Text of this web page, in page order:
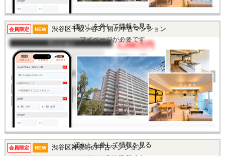
会員限定 NEW 渋谷区千駄ヶ谷3丁目の中古マンション
マンション 3,290万円
間取り 1R
完成年 1967年
建物面積 29.42㎡
土地面積 -
所在地 東京都渋谷区千駄ヶ谷3丁
目
交通 /
この物件を見るには
マイページが必要です
ぼかしを外して情報を見る
会員限定 NEW 渋谷区神泉町の中古マンション
この物件を見るには
ぼかしを外して情報を見る